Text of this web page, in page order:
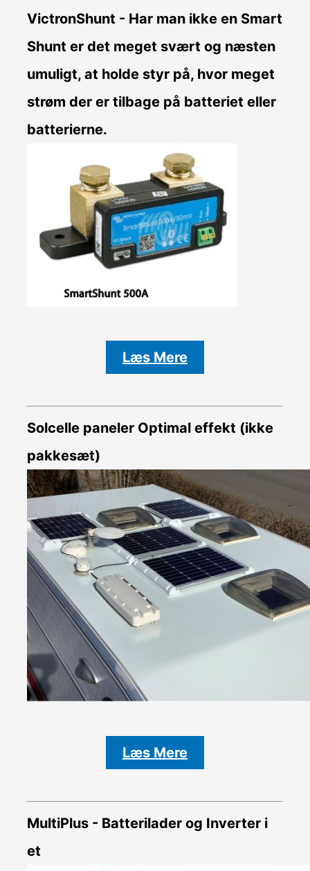
VictronShunt - Har man ikke en Smart
Shunt er det meget svært og næsten
umuligt, at holde styr på, hvor meget
strøm der er tilbage på batteriet eller
batterierne.
Læs Mere
Solcelle paneler Optimal effekt (ikke
pakkesæt)
Læs Mere
MultiPlus - Batterilader og Inverter i
et